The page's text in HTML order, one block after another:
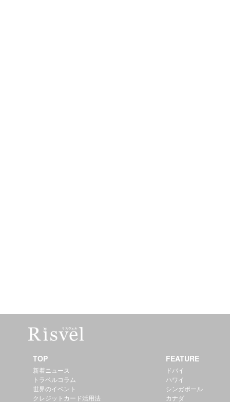
TOP
新着ニュース
トラベルコラム
世界のイベント
クレジットカード活用法
FEATURE
ドバイ
ハワイ
シンガポール
カナダ